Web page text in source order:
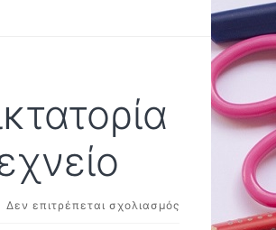
Δεν επιτρέπεται σχολιασμός